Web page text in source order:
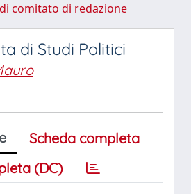
comitato di redazione
di Studi Politici
Scheda completa
(DC)